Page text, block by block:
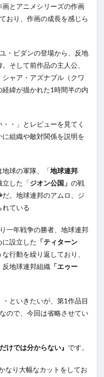
とアニメシリーズの作画
おり、作画の成長を感じら
・ビダンの登場から、反地
そして前作品の主人公、
ャア・アズナブル（クワ
経緯が描かれた1時間半の内
・」とレビューを見てく
組織や敵対関係を説明を
地球の軍隊、「地球連邦
立した「ジオン公国」 の戦
だ。地球連邦のアムロ、ジ
れている
一年戦争の勝者、地球連邦
に設立した 「ティターン
行動を繰り返しており、
反地球連邦組織 「エゥー
といきたいが、第1作品目
ので、今回は省略させてい
けでは分からない』 です。
なり大幅なカットをしてお